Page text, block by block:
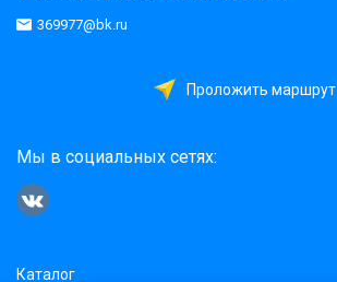
369977@bk.ru
Проложить маршрут
Мы в социальных сетях:
Каталог